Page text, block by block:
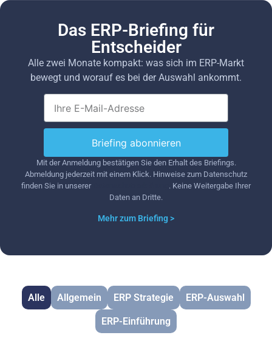
Das ERP-Briefing für
Entscheider
Alle zwei Monate kompakt: was sich im ERP-Markt
bewegt und worauf es bei der Auswahl ankommt.
Briefing abonnieren
Mit der Anmeldung bestätigen Sie den Erhalt des Briefings.
Abmeldung jederzeit mit einem Klick. Hinweise zum Datenschutz
finden Sie in unserer
. Keine Weitergabe Ihrer
Daten an Dritte.
Mehr zum Briefing >
Allgemein ERP Strategie ERP-Auswahl
ERP-Einführung
Alle